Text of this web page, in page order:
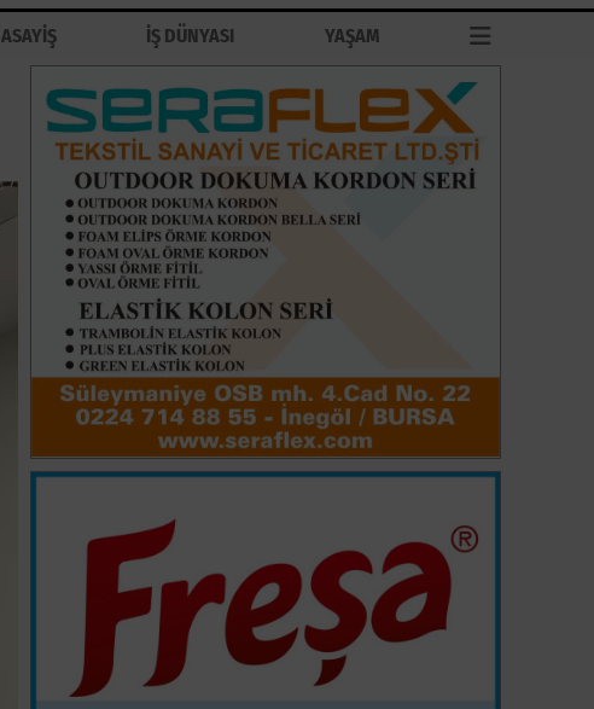
ASAYİŞ İŞ DÜNYASI YAŞAM